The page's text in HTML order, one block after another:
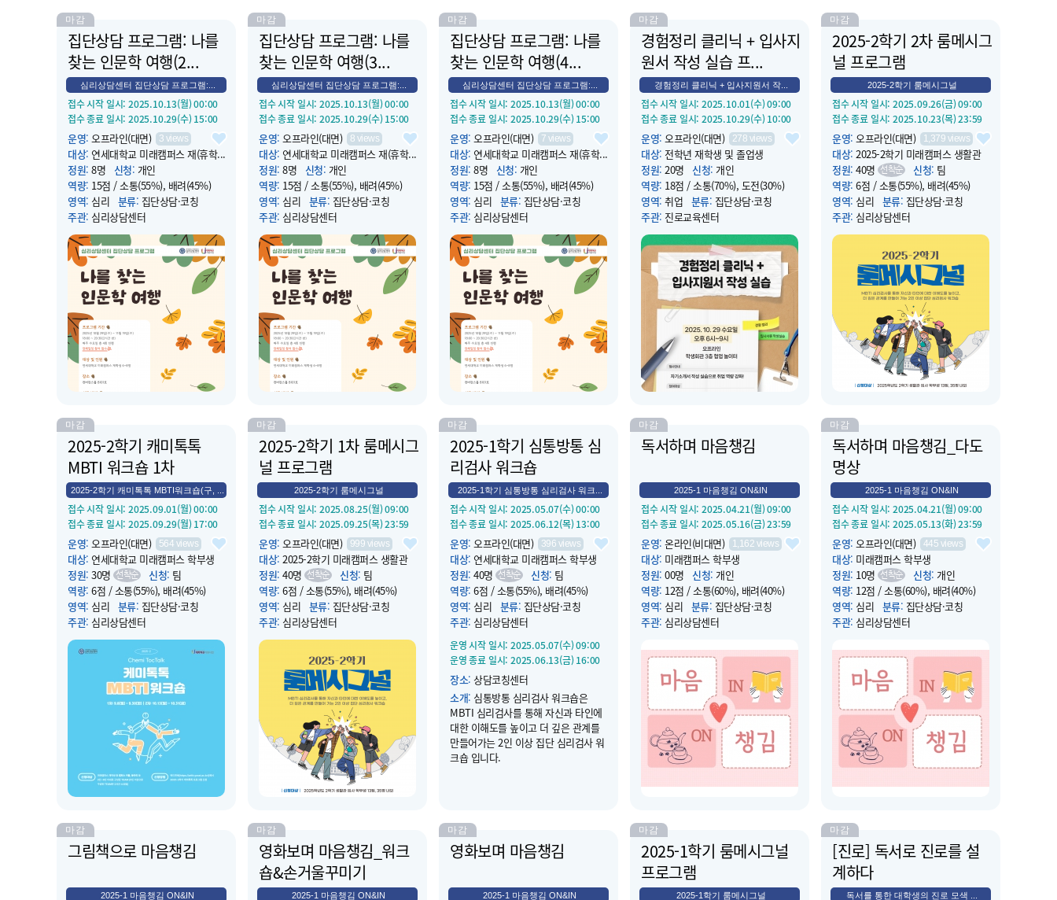
마감
집단상담 프로그램: 나를
찾는 인문학 여행(2...
심리상담센터 집단상담 프로그램:...
접수 시작 일시: 2025.10.13(월) 00:00
접수 종료 일시: 2025.10.29(수) 15:00
운영: 오프라인(대면) 3 views
대상: 연세대학교 미래캠퍼스 재(휴학...
정원: 8명 신청: 개인
역량: 15점 / 소통(55%), 배려(45%)
영역: 심리 분류: 집단상담·코칭
주관: 심리상담센터
운영 시작 일시
: 2025.11.05(수) 18:00
운영 종료 일시: 2025.11.05(수) 20:30
장소 :컨버전스홀 상담실라운지 내
단...
소개:심리상담센터에서 주관하는 집단
상담 프로그램으로서 문학, 철학, 역사,
예술 등 인문학적 소양을 바탕으로 예
술작품을 감상하고 자신의 생각과 감정
을 표현할 수 있습니다. 더불어 미술 매
체를 활용하여 자신을 표현하고 집단원
과 소통하는 경험을 할 수 있습...
마감
집단상담 프로그램: 나를
찾는 인문학 여행(3...
심리상담센터 집단상담 프로그램:...
접수 시작 일시: 2025.10.13(월) 00:00
접수 종료 일시: 2025.10.29(수) 15:00
운영: 오프라인(대면) 8 views
대상: 연세대학교 미래캠퍼스 재(휴학...
정원: 8명 신청: 개인
역량: 15점 / 소통(55%), 배려(45%)
영역: 심리 분류: 집단상담·코칭
주관: 심리상담센터
운영 시작 일시
: 2025.11.12(수) 18:00
운영 종료 일시: 2025.11.12(수) 20:30
장소 :컨버전스홀 상담실라운지 내
단...
소개:심리상담센터에서 주관하는 집단
상담 프로그램으로서 문학, 철학, 역사,
예술 등 인문학적 소양을 바탕으로 예
술작품을 감상하고 자신의 생각과 감정
을 표현할 수 있습니다. 더불어 미술 매
체를 활용하여 자신을 표현하고 집단원
과 소통하는 경험을 할 수 있습...
마감
집단상담 프로그램: 나를
찾는 인문학 여행(4...
심리상담센터 집단상담 프로그램:...
접수 시작 일시: 2025.10.13(월) 00:00
접수 종료 일시: 2025.10.29(수) 15:00
운영: 오프라인(대면) 7 views
대상: 연세대학교 미래캠퍼스 재(휴학...
정원: 8명 신청: 개인
역량: 15점 / 소통(55%), 배려(45%)
영역: 심리 분류: 집단상담·코칭
주관: 심리상담센터
운영 시작 일시
: 2025.11.19(수) 18:00
운영 종료 일시: 2025.11.19(수) 20:30
장소 :컨버전스홀 상담실라운지 내
단...
소개:심리상담센터에서 주관하는 집단
상담 프로그램으로서 문학, 철학, 역사,
예술 등 인문학적 소양을 바탕으로 예
술작품을 감상하고 자신의 생각과 감정
을 표현할 수 있습니다. 더불어 미술 매
체를 활용하여 자신을 표현하고 집단원
과 소통하는 경험을 할 수 있습...
마감
경험정리 클리닉 + 입사지
원서 작성 실습 프...
경험정리 클리닉 + 입사지원서 작...
접수 시작 일시: 2025.10.01(수) 09:00
접수 종료 일시: 2025.10.29(수) 10:00
운영: 오프라인(대면) 278 views
대상: 전학년 재학생 및 졸업생
정원: 20명 신청: 개인
역량: 18점 / 소통(70%), 도전(30%)
영역: 취업 분류: 집단상담·코칭
주관: 진로교육센터
운영 시작 일시
: 2025.10.29(수) 18:00
운영 종료 일시: 2025.10.29(수) 21:00
장소
학생회관 3층 협업놀이터
- 입사서류 작성 전 현 상황 셀프
점검 - 이력서/자기소개서의 정의 및 작
성 트렌드 - 자기소개서 작성 FAQ (학
생들이 가장 많이 하는 질문!) - 직무 분
석 및 직무 맞춤 이력서 작성 실습 - 자
기소개서 항목 답변 작성법 이론/작성
집단 코칭을 통해 정보 전달형 + ...
마감
2025-2학기 2차 룸메시그
널 프로그램
2025-2학기 룸메시그널
접수 시작 일시: 2025.09.26(금) 09:00
접수 종료 일시: 2025.10.23(목) 23:59
운영: 오프라인(대면) 1,379 views
대상: 2025-2학기 미래캠퍼스 생활관
입...
정원: 40명 선착순 신청: 팀
역량: 6점 / 소통(55%), 배려(45%)
영역: 심리 분류: 집단상담·코칭
주관: 심리상담센터
운영 시작 일시
: 2025.10.13(월) 10:00
운영 종료 일시: 2025.10.31(금) 16:00
상담코칭센터(컨버젼스홀B124 )
룸메시그널은 MBTI 심리검사를
통해 자신과 룸메이트에 대한 이해도를
높여 기숙사 생활 적응을 조력하기 위
한 프로그램입니다. 룸메이트와 함께
MBTI 검사 받고 기숙사 상점도 받으세
마감
2025-2학기 캐미톡톡
MBTI 워크숍 1차
2025-2학기 캐미톡톡 MBTI워크숍(구, ...
접수 시작 일시: 2025.09.01(월) 00:00
접수 종료 일시: 2025.09.29(월) 17:00
운영: 오프라인(대면) 564 views
대상: 연세대학교 미래캠퍼스 학부생
정원: 30명 선착순 신청: 팀
역량: 6점 / 소통(55%), 배려(45%)
영역: 심리 분류: 집단상담·코칭
주관: 심리상담센터
운영 시작 일시
: 2025.09.08(월) 09:00
: 2025.09.30(화) 16:00
상담코칭센터
- 캐미톡톡 MBTI 워크숍은 단순
한 케미를 넘어,자기이해와 타인이해를
바탕으로 더 깊은 관계를 만들어가는 2
인 이상 집단 심리검사 워크숍 입니다.
- TocTalk은 Knock knock(똑똑) +
Talk(대화)의 합성어로, 관계의 문을 두
드려 대화로 마음을 열고 소통하는 프
로그램입니...
마감
2025-2학기 1차 룸메시그
널 프로그램
2025-2학기 룸메시그널
접수 시작 일시: 2025.08.25(월) 09:00
접수 종료 일시: 2025.09.25(목) 23:59
운영: 오프라인(대면) 999 views
대상: 2025-2학기 미래캠퍼스 생활관
입...
정원: 40명 선착순 신청: 팀
역량: 6점 / 소통(55%), 배려(45%)
영역: 심리 분류: 집단상담·코칭
주관: 심리상담센터
운영 시작 일시
: 2025.09.03(수) 10:00
운영 종료 일시: 2025.10.02(목) 16:00
상담코칭센터(컨버젼스홀B124 )
룸메시그널은 MBTI 심리검사를
통해 자신과 룸메이트에 대한 이해도를
높여 기숙사 생활 적응을 조력하기 위
한 프로그램입니다. 룸메이트와 함께
MBTI 검사 받고 기숙사 상점도 받으세
마감
2025-1학기 심통방통 심
리검사 워크숍
2025-1학기 심통방통 심리검사 워크...
접수 시작 일시: 2025.05.07(수) 00:00
접수 종료 일시: 2025.06.12(목) 13:00
운영: 오프라인(대면) 396 views
대상: 연세대학교 미래캠퍼스 학부생
정원: 40명 선착순 신청: 팀
역량: 6점 / 소통(55%), 배려(45%)
영역: 심리 분류: 집단상담·코칭
주관: 심리상담센터
운영 시작 일시: 2025.05.07(수) 09:00
운영 종료 일시: 2025.06.13(금) 16:00
장소: 상담코칭센터
소개: 심통방통 심리검사 워크숍은
MBTI 심리검사를 통해 자신과 타인에
대한 이해도를 높이고 더 깊은 관계를
만들어가는 2인 이상 집단 심리검사 워
크숍 입니다.
마감
독서하며 마음챙김
2025-1 마음챙김 ON&IN
접수 시작 일시: 2025.04.21(월) 09:00
접수 종료 일시: 2025.05.16(금) 23:59
운영: 온라인(비대면) 1,162 views
대상: 미래캠퍼스 학부생
정원: 00명 신청: 개인
역량: 12점 / 소통(60%), 배려(40%)
영역: 심리 분류: 집단상담·코칭
주관: 심리상담센터
운영 종료 일시: 2025.05.16(금) 23:59
장소 :온라인(비대면)
소개
독서와 영화 감상, 다도 명상, 공
예 활동, 집단 워크숍 등의 체험 활동을
통해 내면의 성장과 정서적 안정, 심리
적 회복 및 자아 존중감을 높일 수 있는
프로그램입니다.
마감
독서하며 마음챙김_다도
명상
2025-1 마음챙김 ON&IN
접수 시작 일시: 2025.04.21(월) 09:00
접수 종료 일시: 2025.05.13(화) 23:59
운영: 오프라인(대면) 445 views
대상: 미래캠퍼스 학부생
정원: 10명 선착순 신청: 개인
역량: 12점 / 소통(60%), 배려(40%)
영역: 심리 분류: 집단상담·코칭
주관: 심리상담센터
운영 종료 일시: 2025.05.15(목) 20:00
장소 :컨버전스홀 B123호(단체상담실)
소개
독서와 영화 감상, 다도 명상, 공
예 활동, 집단 워크숍 등의 체험 활동을
통해 내면의 성장과 정서적 안정, 심리
적 회복 및 자아 존중감을 높일 수 있는
프로그램입니다.
마감
그림책으로 마음챙김
2025-1 마음챙김 ON&IN
마감
영화보며 마음챙김_워크
숍&손거울꾸미기
2025-1 마음챙김 ON&IN
마감
영화보며 마음챙김
2025-1 마음챙김 ON&IN
마감
2025-1학기 룸메시그널
프로그램
2025-1학기 룸메시그널
마감
[진로] 독서로 진로를 설
계하다
독서를 통한 대학생의 진로 모색 ...